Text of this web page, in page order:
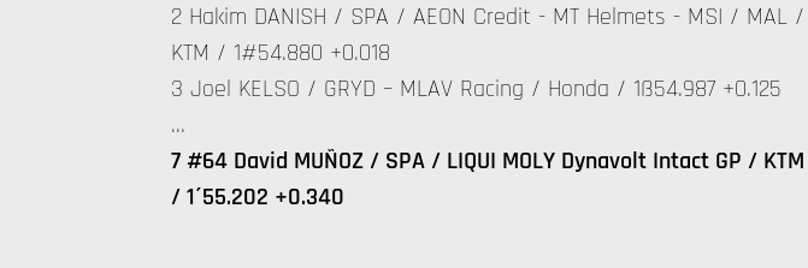
2 Hakim DANISH / SPA / AEON Credit - MT Helmets - MSI / MAL /
KTM / 1#54.880 +0.018
3 Joel KELSO / GRYD – MLAV Racing / Honda / 1ß54.987 +0.125
…
7 #64 David MUÑOZ / SPA / LIQUI MOLY Dynavolt Intact GP / KTM
/ 1´55.202 +0.340